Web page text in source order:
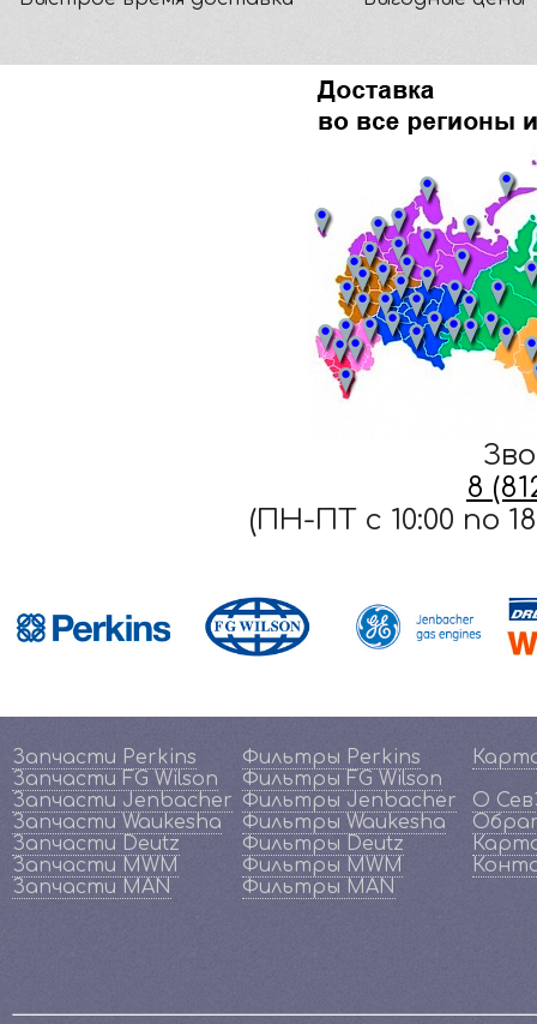
8
(ПН-ПТ c 10:00 по
Запчасти Perkins
Запчасти FG Wilson
Запчасти Jenbacher
Запчасти Waukesha
Запчасти Deutz
Запчасти MWM
Запчасти MAN
Фильтры Perkins
Фильтры FG Wilson
Фильтры Jenbacher
Фильтры Waukesha
Фильтры Deutz
Фильтры MWM
Фильтры MAN
О